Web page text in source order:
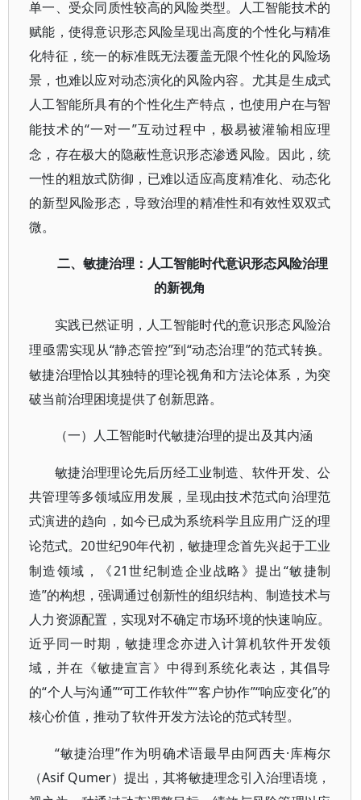
单一、受众同质性较高的风险类型。人工智能技术的
赋能，使得意识形态风险呈现出高度的个性化与精准
化特征，统一的标准既无法覆盖无限个性化的风险场
景，也难以应对动态演化的风险内容。尤其是生成式
人工智能所具有的个性化生产特点，也使用户在与智
能技术的“一对一”互动过程中，极易被灌输相应理
念，存在极大的隐蔽性意识形态渗透风险。因此，统
一性的粗放式防御，已难以适应高度精准化、动态化
的新型风险形态，导致治理的精准性和有效性双双式
微。
二、敏捷治理：人工智能时代意识形态风险治理
的新视角
实践已然证明，人工智能时代的意识形态风险治
理亟需实现从“静态管控”到“动态治理”的范式转换。
敏捷治理恰以其独特的理论视角和方法论体系，为突
破当前治理困境提供了创新思路。
（一）人工智能时代敏捷治理的提出及其内涵
敏捷治理理论先后历经工业制造、软件开发、公
共管理等多领域应用发展，呈现由技术范式向治理范
式演进的趋向，如今已成为系统科学且应用广泛的理
论范式。 20世纪90年代初，敏捷理念首先兴起于工业
制造领域，《21世纪制造企业战略》提出“敏捷制
造”的构想，强调通过创新性的组织结构、制造技术与
人力资源配置，实现对不确定市场环境的快速响应。
近乎同一时期，敏捷理念亦进入计算机软件开发领
域，并在《敏捷宣言》中得到系统化表达，其倡导
的“个人与沟通”“可工作软件”“客户协作”“响应变化”的
核心价值，推动了软件开发方法论的范式转型。
“敏捷治理”作为明确术语最早由阿西夫·库梅尔
（Asif Qumer）提出，其将敏捷理念引入治理语境，